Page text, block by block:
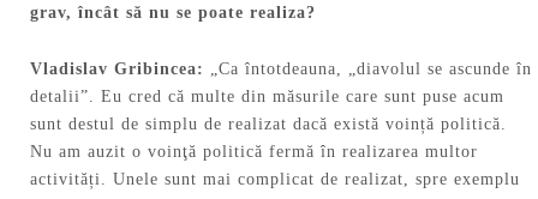
grav, încât să nu se poate realiza?
Vladislav Gribincea:
„Ca întotdeauna, „diavolul se ascunde în
detalii”. Eu cred că multe din măsurile care sunt puse acum
sunt destul de simplu de realizat dacă există voință politică.
Nu am auzit o voinţă politică fermă în realizarea multor
activități. Unele sunt mai complicat de realizat, spre exemplu